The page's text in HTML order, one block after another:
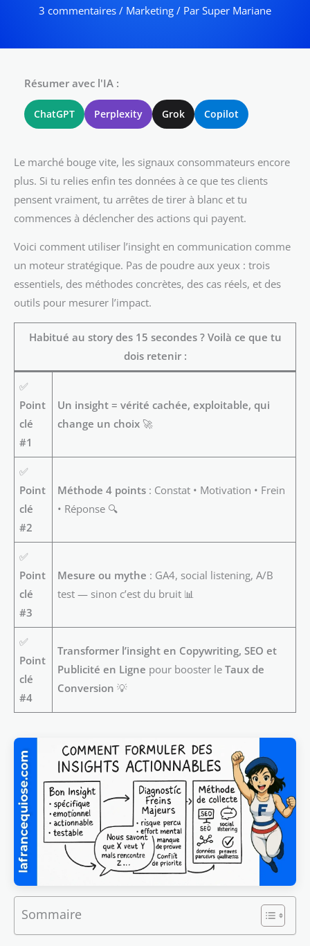
3 commentaires / Marketing / Par Super Mariane
Résumer avec l'IA :
ChatGPT Perplexity Grok Copilot
Le marché bouge vite, les signaux consommateurs encore
plus. Si tu relies enfin tes données à ce que tes clients
pensent vraiment, tu arrêtes de tirer à blanc et tu
commences à déclencher des actions qui payent.
Voici comment utiliser l’insight en communication comme
un moteur stratégique. Pas de poudre aux yeux : trois
essentiels, des méthodes concrètes, des cas réels, et des
outils pour mesurer l’impact.
Habitué au story des 15 secondes ? Voilà ce que tu
dois retenir :
✅
Point
clé
#1
Un insight = vérité cachée, exploitable, qui
change un choix 🚀
✅
Point
clé
#2
Méthode 4 points : Constat • Motivation • Frein
• Réponse 🔍
✅
Point
clé
#3
Mesure ou mythe : GA4, social listening, A/B
test — sinon c’est du bruit 📊
✅
Point
clé
#4
Transformer l’insight en Copywriting, SEO et
Publicité en Ligne pour booster leTaux de
Conversion 💡
Sommaire